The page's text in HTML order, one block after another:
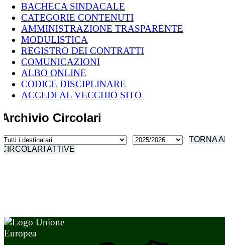
BACHECA SINDACALE
CATEGORIE CONTENUTI
AMMINISTRAZIONE TRASPARENTE
MODULISTICA
REGISTRO DEI CONTRATTI
COMUNICAZIONI
ALBO ONLINE
CODICE DISCIPLINARE
ACCEDI AL VECCHIO SITO
Archivio Circolari
TORNA
CIRCOLARI ATTIVE